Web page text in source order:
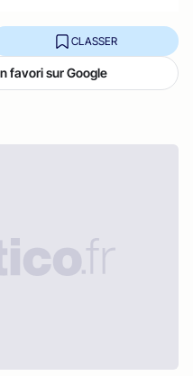
CLASSER
favori sur Google